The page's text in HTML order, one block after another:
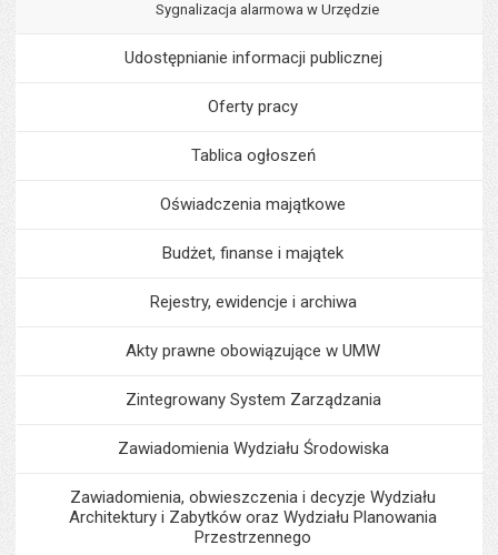
Sygnalizacja alarmowa w Urzędzie
Udostępnianie informacji publicznej
Oferty pracy
Tablica ogłoszeń
Oświadczenia majątkowe
Budżet, finanse i majątek
Rejestry, ewidencje i archiwa
Akty prawne obowiązujące w UMW
Zintegrowany System Zarządzania
Zawiadomienia Wydziału Środowiska
Zawiadomienia, obwieszczenia i decyzje Wydziału
Architektury i Zabytków oraz Wydziału Planowania
Przestrzennego